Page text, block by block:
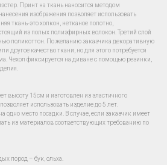
Принт на ткань наносится методом
изображения позволяет использовать
ткань-это холкон, нетканое полотно,
из полых полиэфирных волокон. Третий слой
поликоттон. По желанию заказчика декоративную
другое качество ткани, но для этого потребуется
Чехол фиксируется на диване с помощью резинки,
высоту 15см и изготовлен из эластичного
использовать изделие до 5 лет.
одно место посадки. В случае, если заказчик имеет
из материалов соответствующих требованию по
пород – бук, ольха.